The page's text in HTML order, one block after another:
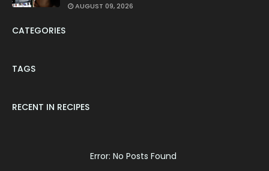
AUGUST 09, 2026
CATEGORIES
TAGS
RECENT IN RECIPES
Error: No Posts Found